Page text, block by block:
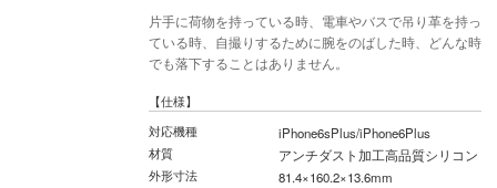
片手に荷物を持っている時、電車やバスで吊り革を持っ
ている時、自撮りするために腕をのばした時、どんな時
でも落下することはありません。
【仕様】
対応機種
iPhone6sPlus/iPhone6Plus
材質 アンチダスト加工高品質シリコン
外形寸法 81.4×160.2×13.6mm